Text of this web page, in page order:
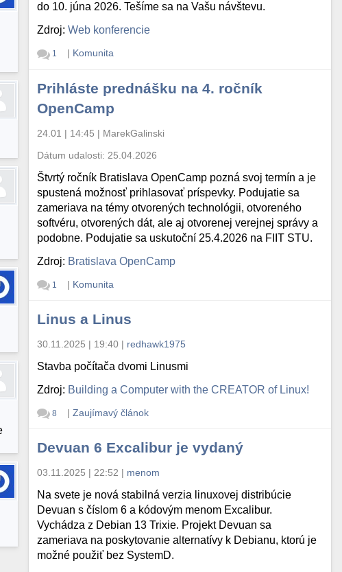
do 10. júna 2026. Tešíme sa na Vašu návštevu.
Zdroj:Web konferencie
1 | Komunita
Prihláste prednášku na 4. ročník
OpenCamp
24.01 | 14:45 | MarekGalinski
Dátum udalosti: 25.04.2026
Štvrtý ročník Bratislava OpenCamp pozná svoj termín a je
spustená možnosť prihlasovať príspevky. Podujatie sa
zameriava na témy otvorených technológii, otvoreného
softvéru, otvorených dát, ale aj otvorenej verejnej správy a
podobne. Podujatie sa uskutoční 25.4.2026 na FIIT STU.
Zdroj: Bratislava OpenCamp
1 | Komunita
Linus a Linus
30.11.2025 | 19:40 | redhawk1975
Stavba počítača dvomi Linusmi
Zdroj: Building a Computer with the CREATOR of Linux!
8 | Zaujímavý článok
Devuan 6 Excalibur je vydaný
03.11.2025 | 22:52 | menom
Na svete je nová stabilná verzia linuxovej distribúcie
Devuan s číslom 6 a kódovým menom Excalibur.
Vychádza z Debian 13 Trixie. Projekt Devuan sa
zameriava na poskytovanie alternatívy k Debianu, ktorú je
možné použiť bez SystemD.